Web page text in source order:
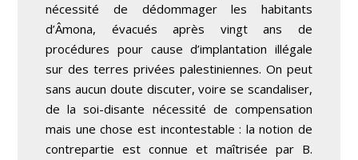
nécessité de dédommager les habitants
d’Âmona, évacués après vingt ans de
procédures pour cause d’implantation illégale
sur des terres privées palestiniennes. On peut
sans aucun doute discuter, voire se scandaliser,
de la soi-disante nécessité de compensation
mais une chose est incontestable : la notion de
contrepartie est connue et maîtrisée par B.